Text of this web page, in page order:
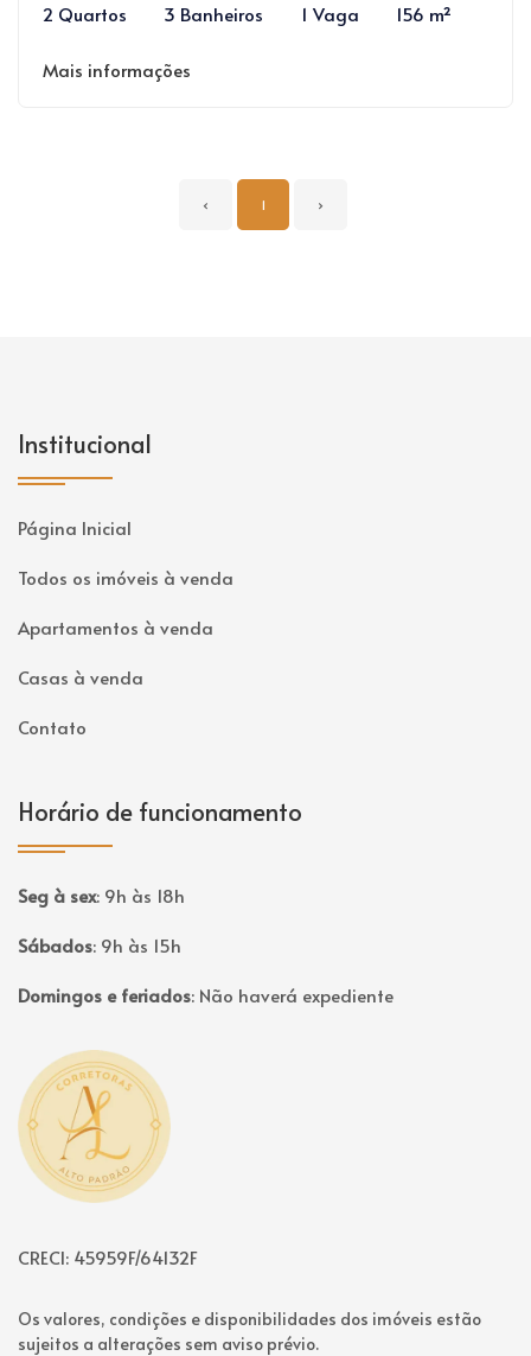
2 Quartos
3 Banheiros 1 Vaga 156 m²
Mais informações
‹ 1 ›
Institucional
Página Inicial
Todos os imóveis à venda
Apartamentos à venda
Casas à venda
Contato
Horário de funcionamento
Seg à sex: 9h às 18h
Sábados: 9h às 15h
Domingos e feriados: Não haverá expediente
Página inicial
CRECI: 45959F/64132F
Os valores, condições e disponibilidades dos imóveis estão
sujeitos a alterações sem aviso prévio.